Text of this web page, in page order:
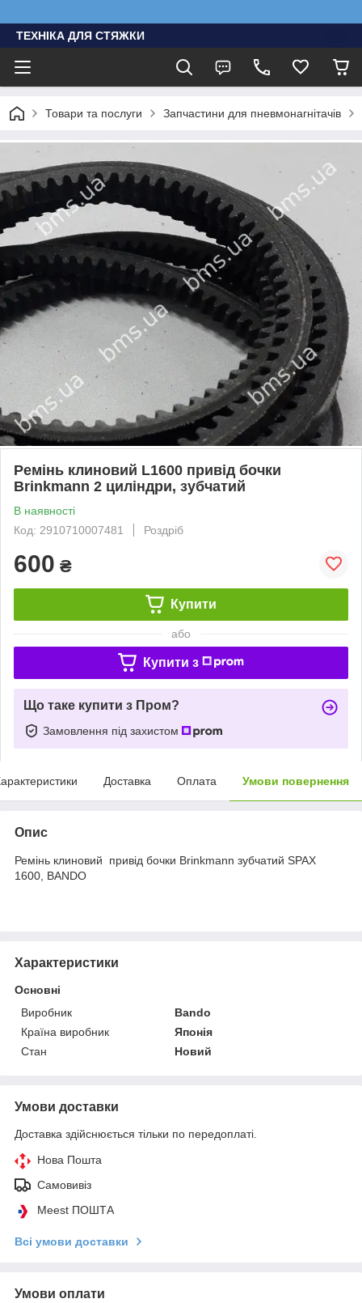
ТЕХНІКА ДЛЯ СТЯЖКИ
Товари та послуги Запчастини для пневмонагнітачів
Ремінь клиновий L1600 привід бочки
Brinkmann 2 циліндри, зубчатий
В наявності
Код: 2910710007481
Роздріб
600 ₴
Купити
або
Купити з
Що таке купити з Пром?
Замовлення під захистом
Доставка Оплата Умови повернення
Опис
Ремінь клиновий привід бочки Brinkmann зубчатий SPAX
1600, BANDO
Характеристики
Основні
Виробник
Bando
Країна виробник
Японія
Стан
Новий
Умови доставки
Доставка здійснюється тільки по передоплаті.
Нова Пошта
Самовивіз
Meest ПОШТА
Всі умови доставки
Умови оплати